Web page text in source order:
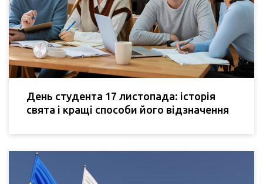
День студента 17 листопада: історія
свята і кращі способи його відзначення